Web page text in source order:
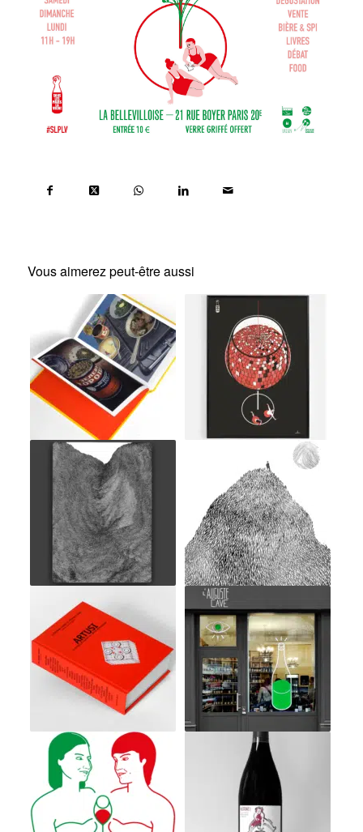
Vous aimerez peut-être aussi